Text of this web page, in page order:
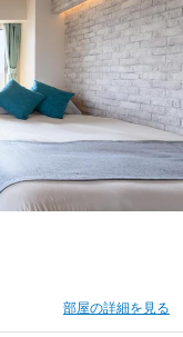
部屋の詳細を見る